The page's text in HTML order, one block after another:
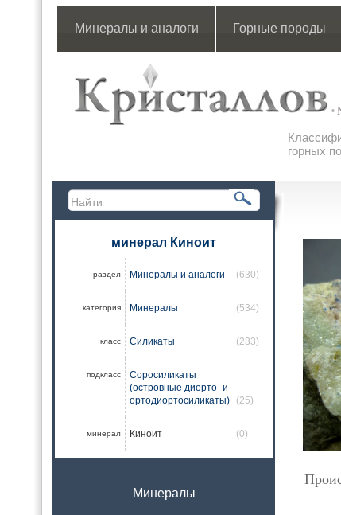
Минералы и аналоги Горные породы
горных
минерал Киноит
раздел Минералы и аналоги (630)
категория Минералы (534)
класс Силикаты (233)
подкласс
Соросиликаты
(островные диорто- и
ортодиортосиликаты)
(25)
минерал Киноит (0)
Минералы